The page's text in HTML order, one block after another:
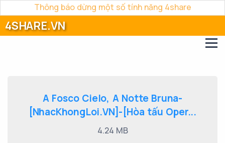
Thông báo dừng một số tính năng 4share
4SHARE.VN
A Fosco Cielo, A Notte Bruna-
[NhacKhongLoi.VN]-[Hòa tấu Oper...
4.24 MB